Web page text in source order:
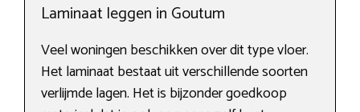
Laminaat leggen in Goutum
Veel woningen beschikken over dit type vloer.
Het laminaat bestaat uit verschillende soorten
verlijmde lagen. Het is bijzonder goedkoop